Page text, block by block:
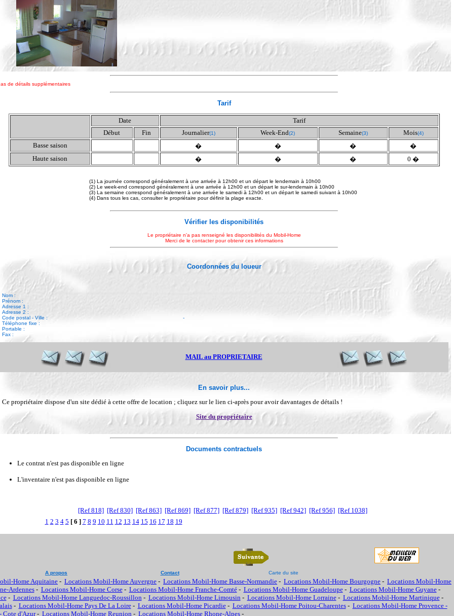
de détails supplémentaires
Tarif
Date
Tarif
Début
Fin Journalier(1) Week-End(2) Semaine(3) Mois(4)
Basse saison � � �
�
Haute saison
� � � 0 �
(1) La journée correspond généralement à une arrivée à 12h00 et un départ le lendemain à 10h00
(2) Le week-end correspond généralement à une arrivée à 12h00 et un départ le sur-lendemain à 10h00
(3) La semaine correspond généralement à une arrivée le samedi à 12h00 et un départ le samedi suivant à 10h00
(4) Dans tous les cas, consulter le propriétaire pour définir la plage exacte.
Vérifier les disponibilités
Le propriétaire n'a pas renseigné les disponibilités du Mobil-Home
Merci de le contacter pour obtenir ces informations
Coordonnées du loueur
Nom :
Prénom :
Adresse 1 :
Adresse 2 :
Code postal - Ville :
Téléphone fixe :
Portable :
Fax :
-
MAIL au PROPRIETAIRE
En savoir plus...
Ce propriétaire dispose d'un site dédié à cette offre de location ; cliquez sur le lien ci-après pour avoir davantages de détails !
Site du propriétaire
Documents contractuels
Le contrat n'est pas disponible en ligne
L'inventaire n'est pas disponible en ligne
[Ref 818] [Ref 830] [Ref 863] [Ref 869] [Ref 877] [Ref 879] [Ref 935] [Ref 942] [Ref 956] [Ref 1038]
1 2 3 4 5 [ 6 ] 7 8 9 10 11 12 13 14 15 16 17 18 19
A propos Contact Carte du site
Home Aquitaine - Locations Mobil-Home Auvergne - Locations Mobil-Home Basse-Normandie - Locations Mobil-Home Bourgogne - Locations Mobil-Home
Ardennes- Locations Mobil-Home Corse- Locations Mobil-Home Franche-Comté- Locations Mobil-Home Guadeloupe- Locations Mobil-Home Guyane-
- Locations Mobil-Home Languedoc-Roussillon - Locations Mobil-Home Limousin - Locations Mobil-Home Lorraine- Locations Mobil-Home Martinique-
- Locations Mobil-Home Pays De La Loire- Locations Mobil-Home Picardie- Locations Mobil-Home Poitou-Charentes- Locations Mobil-Home Provence -
Cote d'Azur- Locations Mobil-Home Reunion - Locations Mobil-Home Rhone-Alpes-